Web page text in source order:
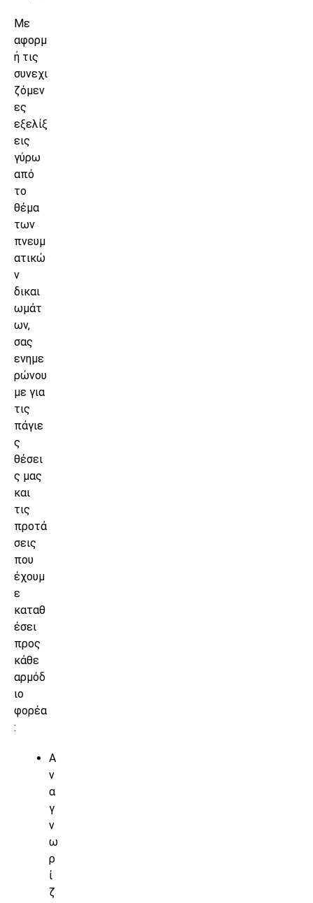
Με
αφορμ
ή τις
συνεχι
ζόμεν
ες
εξελίξ
εις
γύρω
από
το
θέμα
των
πνευμ
ατικώ
ν
δικαι
ωμάτ
ων,
σας
ενημε
ρώνου
με για
τις
πάγιε
ς
θέσει
ς μας
και
τις
προτά
σεις
που
έχουμ
ε
καταθ
έσει
προς
κάθε
αρμόδ
ιο
φορέα
:
Α
ν
α
γ
ν
ω
ρ
ί
ζ